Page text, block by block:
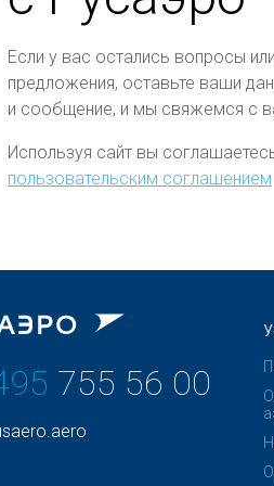
Если у вас остались вопросы или
предложения, оставьте ваши
и сообщение, и мы свяжемся с
Используя сайт вы
пользовательским соглашением
755 56 00